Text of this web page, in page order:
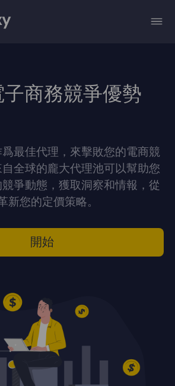
商務競爭優勢
最佳代理，來擊敗您的電商競
全球的龐大代理池可以幫助您
爭動態，獲取洞察和情報，從
新您的定價策略。
開始